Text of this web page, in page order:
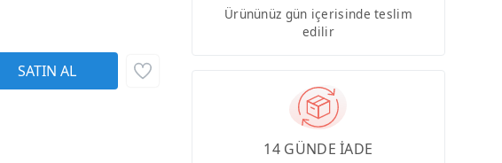
Ürününüz gün içerisinde teslim
edilir
14 GÜNDE İADE